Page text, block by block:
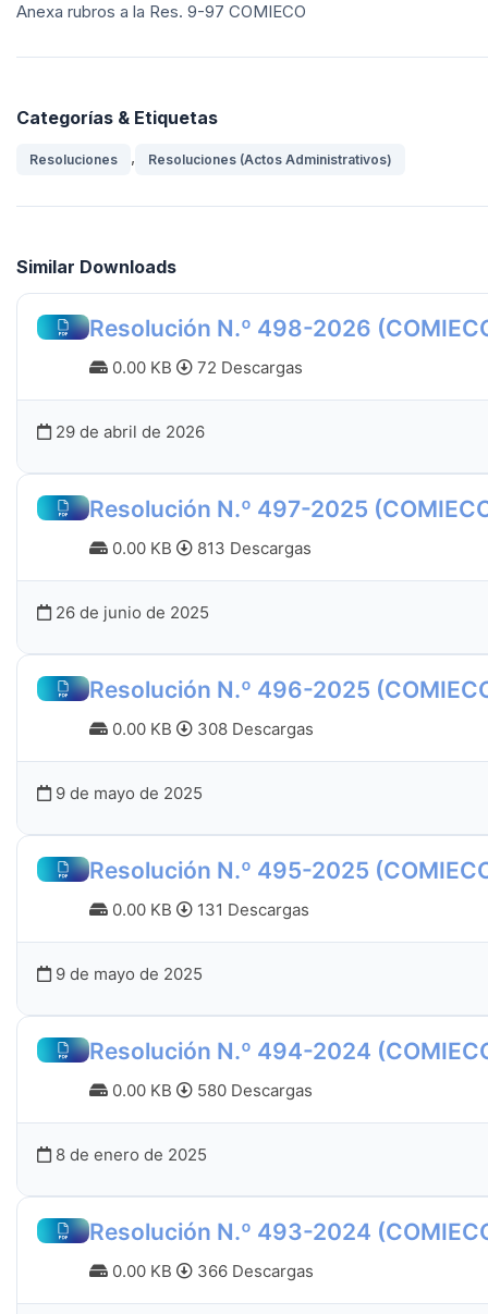
Anexa rubros a la Res. 9-97 COMIECO
Categorías & Etiquetas
Resoluciones , Resoluciones (Actos Administrativos)
Similar Downloads
Resolución N.º 498-2026
0.00 KB 72 Descargas
29 de abril de 2026
Resolución N.º 497-2025
0.00 KB 813 Descargas
26 de junio de 2025
Resolución N.º 496-2025
0.00 KB 308 Descargas
9 de mayo de 2025
Resolución N.º 495-2025
0.00 KB 131 Descargas
9 de mayo de 2025
Resolución N.º 494-2024
0.00 KB 580 Descargas
8 de enero de 2025
Resolución N.º 493-2024
0.00 KB 366 Descargas